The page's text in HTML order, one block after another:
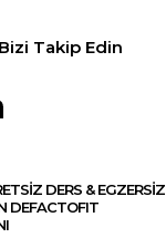
Bizi Takip Edin
DERS & EGZERSİZ
DEFACTOFIT